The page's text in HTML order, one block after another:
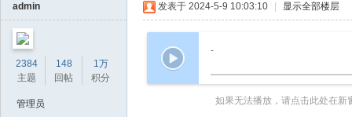
admin
2384
主题
148
回帖
1万
积分
管理员
发表于 2024-5-9 10:03:10 显示全部楼层
-
如果无法播放，请点击此处在新